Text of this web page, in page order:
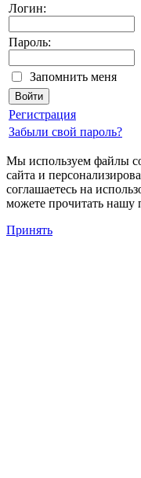
Логин:
Пароль:
Запомнить меня
Регистрация
Забыли свой пароль?
Мы используем файлы
сайта и
соглашаетесь на
можете прочитать нашу
Принять